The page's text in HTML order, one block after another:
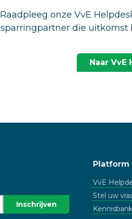
Raadpleeg onze VvE
sparringpartner die uitkomst
Naar VvE
Platform
VvE
Stel uw
Kennisbank